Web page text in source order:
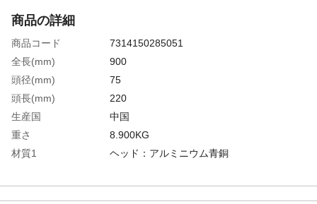
商品の詳細
商品コード
7314150285051
全長(mm)
900
頭径(mm)
75
頭長(mm)
220
生産国
中国
重さ
8.900KG
材質1
ヘッド：アルミニウム青銅